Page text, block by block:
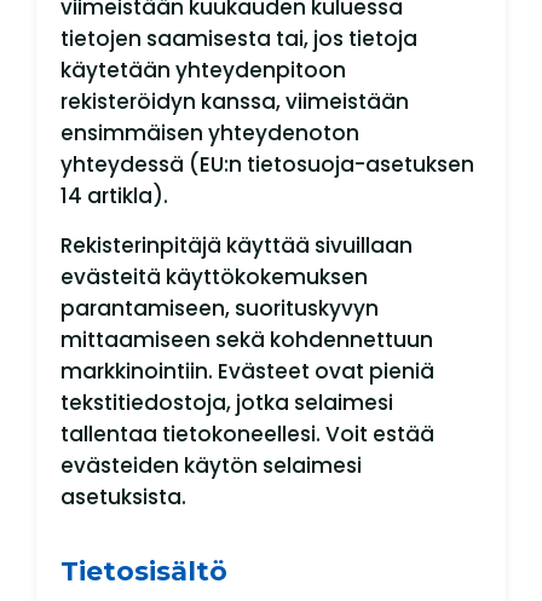
viimeistään kuukauden kuluessa
tietojen saamisesta tai, jos tietoja
käytetään yhteydenpitoon
rekisteröidyn kanssa, viimeistään
ensimmäisen yhteydenoton
yhteydessä (EU:n tietosuoja-asetuksen
14 artikla).
Rekisterinpitäjä käyttää sivuillaan
evästeitä käyttökokemuksen
parantamiseen, suorituskyvyn
mittaamiseen sekä kohdennettuun
markkinointiin. Evästeet ovat pieniä
tekstitiedostoja, jotka selaimesi
tallentaa tietokoneellesi. Voit estää
evästeiden käytön selaimesi
asetuksista.
Tietosisältö